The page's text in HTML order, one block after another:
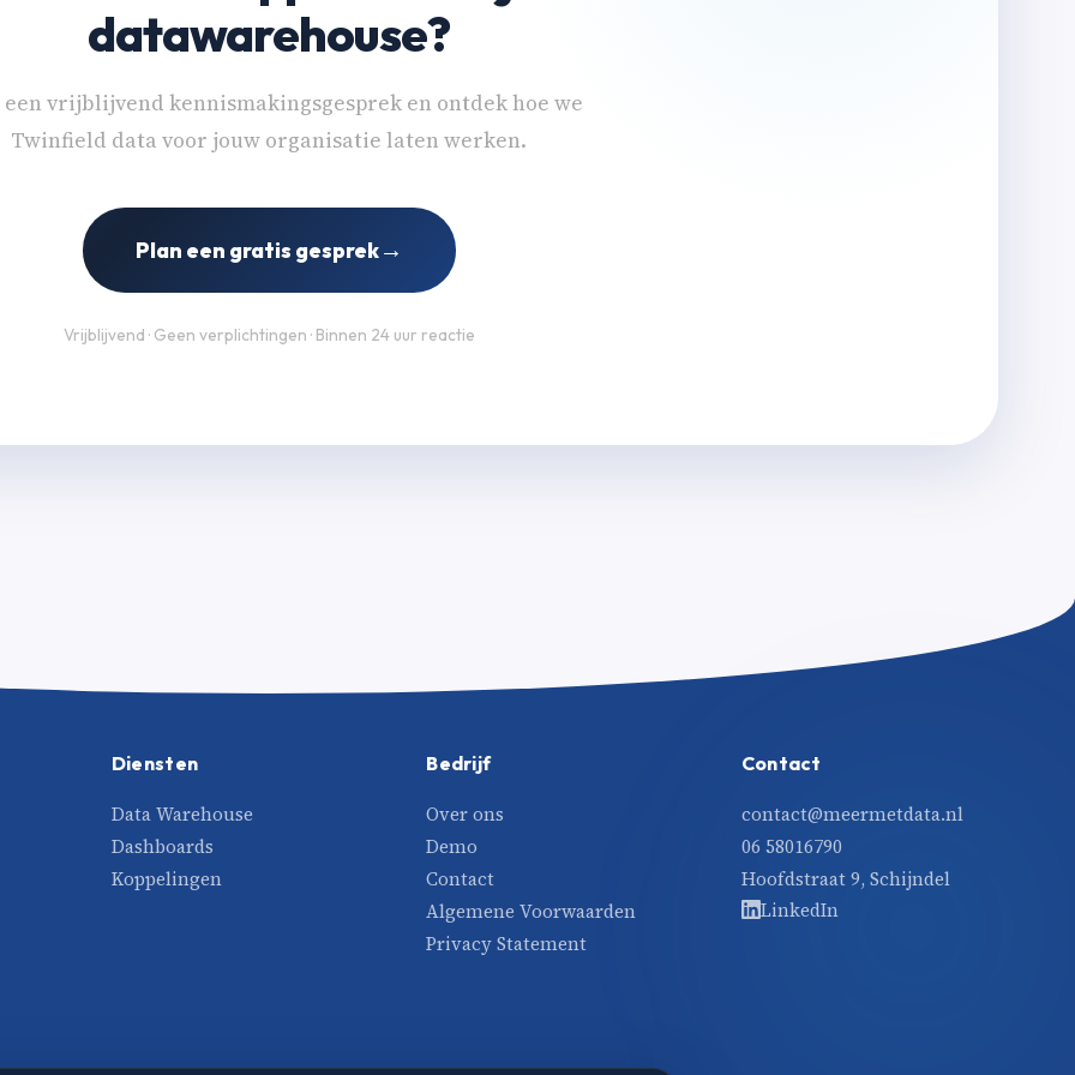
datawarehouse?
een vrijblijvend kennismakingsgesprek en ontdek hoe we
Twinfield data voor jouw organisatie laten werken.
Plan een gratis gesprek→
Vrijblijvend · Geen verplichtingen · Binnen 24 uur reactie
Diensten
Data Warehouse
Dashboards
Koppelingen
Bedrijf
Over ons
Demo
Contact
Algemene Voorwaarden
Privacy Statement
Contact
contact@meermetdata.nl
06 58016790
Hoofdstraat 9, Schijndel
LinkedIn